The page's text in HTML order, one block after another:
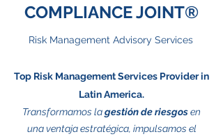
COMPLIANCE JOINT®
Risk Management Advisory Services
Top Risk Management Services Provider in
Latin America.
Transformamos lagestión de riesgosen
una ventaja estratégica, impulsamos el